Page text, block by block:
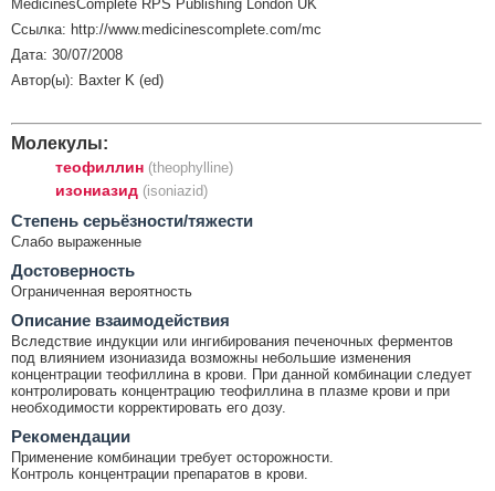
MedicinesComplete RPS Publishing London UK
Ссылка: http://www.medicinescomplete.com/mc
Дата: 30/07/2008
Автор(ы): Baxter K (ed)
Молекулы:
теофиллин (theophylline)
изониазид (isoniazid)
Cтепень серьёзности/тяжести
Слабо выраженные
Достоверность
Ограниченная вероятность
Описание взаимодействия
Вследствие индукции или ингибирования печеночных ферментов
под влиянием изониазида возможны небольшие изменения
концентрации теофиллина в крови. При данной комбинации следует
контролировать концентрацию теофиллина в плазме крови и при
необходимости корректировать его дозу.
Рекомендации
Применение комбинации требует осторожности.
Контроль концентрации препаратов в крови.